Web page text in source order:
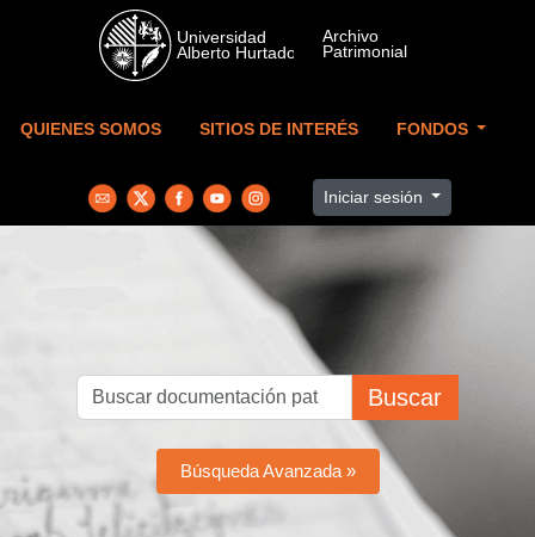
Skip to main content
QUIENES SOMOS SITIOS DE INTERÉS FONDOS
Iniciar sesión
Buscar
Búsqueda Avanzada »